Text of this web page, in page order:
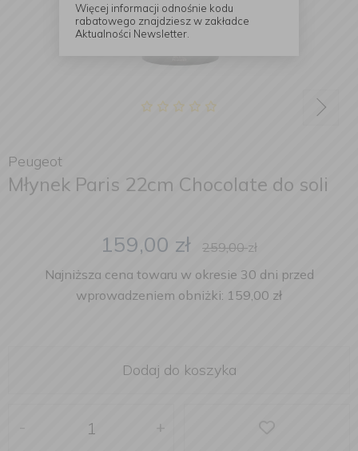
Peugeot
Młynek Paris 22cm Chocolate do soli
159,00 zł 259,00zł
Najniższa cena towaru w okresie 30 dni przed
wprowadzeniem obniżki: 159,00 zł
Dodaj do koszyka
- +
Więcej informacji odnośnie kodu
rabatowego znajdziesz w zakładce
Aktualności Newsletter.